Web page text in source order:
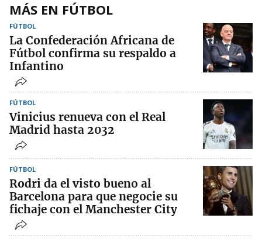
MÁS EN FÚTBOL
FÚTBOL
La Confederación Africana de
Fútbol confirma su respaldo a
Infantino
FÚTBOL
Vinicius renueva con el Real
Madrid hasta 2032
FÚTBOL
Rodri da el visto bueno al
Barcelona para que negocie su
fichaje con el Manchester City